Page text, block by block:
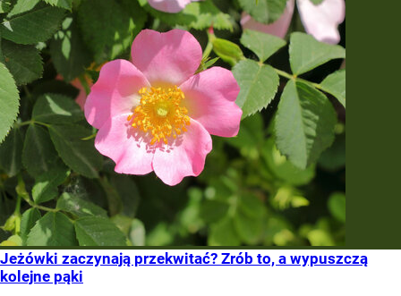
Jeżówki zaczynają przekwitać? Zrób to, a wypuszczą
kolejne pąki